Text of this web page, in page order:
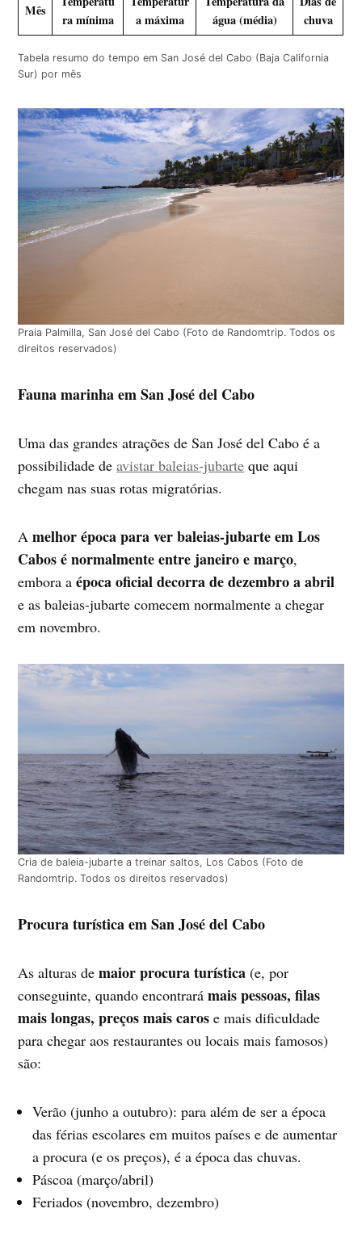
Mês
ra mínima
a máxima
água (média)
chuva
Tabela resumo do tempo em San José del Cabo (Baja California
Sur) por mês
Praia Palmilla, San José del Cabo (Foto de Randomtrip. Todos os
direitos reservados)
Fauna marinha em San José del Cabo
Uma das grandes atrações de San José del Cabo é a
possibilidade deavistar baleias-jubarte que aqui
chegam nas suas rotas migratórias.
Amelhor época para ver baleias-jubarte em Los
Cabos é normalmente entre janeiro e março,
embora aépoca oficial decorra de dezembro a abril
e as baleias-jubarte comecem normalmente a chegar
em novembro.
Cria de baleia-jubarte a treinar saltos, Los Cabos (Foto de
Randomtrip. Todos os direitos reservados)
Procura turística em San José del Cabo
As alturas demaior procura turística (e, por
conseguinte, quando encontrarámais pessoas, filas
mais longas, preços mais caros e mais dificuldade
para chegar aos restaurantes ou locais mais famosos)
são:
Verão (junho a outubro): para além de ser a época
das férias escolares em muitos países e de aumentar
a procura (e os preços), é a época das chuvas.
Páscoa (março/abril)
Feriados (novembro, dezembro)